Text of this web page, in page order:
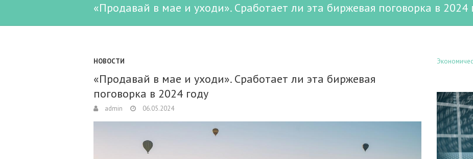
«Продавай в мае и уходи». Сработает ли эта биржевая поговорка в 2024
НОВОСТИ
«Продавай в мае и уходи». Сработает ли эта биржевая
поговорка в 2024 году
admin 06.05.2024